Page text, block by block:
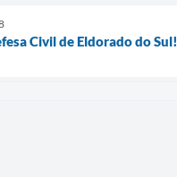
Civil de Eldorado do Sul!